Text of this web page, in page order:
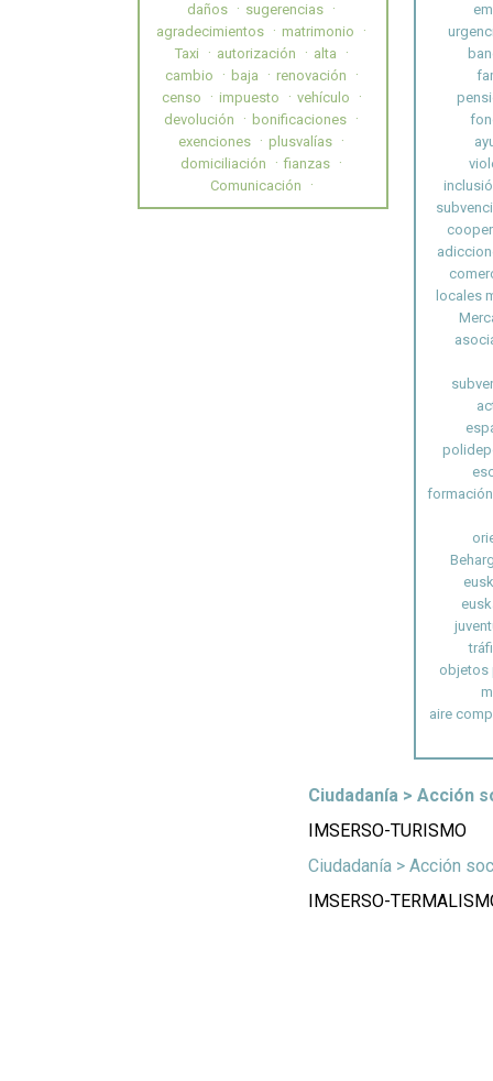
daños
sugerencias
agradecimientos
matrimonio
Taxi
autorización
alta
cambio
baja
renovación
censo
impuesto
vehículo
devolución
bonificaciones
exenciones
plusvalías
domiciliación
fianzas
Comunicación
locales
objetos
aire
Ciudadanía > Acción
IMSERSO-TURISMO
Ciudadanía > Acción
IMSERSO-